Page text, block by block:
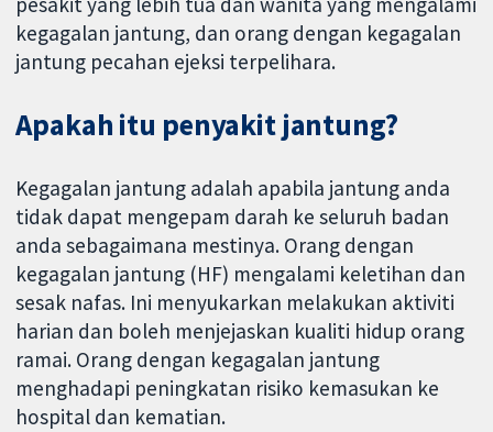
kegagalan jantung, dan orang dengan kegagalan
jantung pecahan ejeksi terpelihara.
Apakah itu penyakit jantung?
Kegagalan jantung adalah apabila jantung anda
tidak dapat mengepam darah ke seluruh badan
anda sebagaimana mestinya. Orang dengan
kegagalan jantung (HF) mengalami keletihan dan
sesak nafas. Ini menyukarkan melakukan aktiviti
harian dan boleh menjejaskan kualiti hidup orang
ramai. Orang dengan kegagalan jantung
menghadapi peningkatan risiko kemasukan ke
hospital dan kematian.